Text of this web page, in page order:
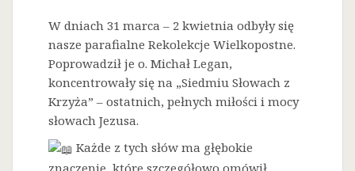
W dniach 31 marca – 2 kwietnia odbyły się
nasze parafialne Rekolekcje Wielkopostne.
Poprowadził je o. Michał Legan,
koncentrowały się na „Siedmiu Słowach z
Krzyża” – ostatnich, pełnych miłości i mocy
słowach Jezusa.
Każde z tych słów ma głębokie
znaczenie, które szczegółowo omówił